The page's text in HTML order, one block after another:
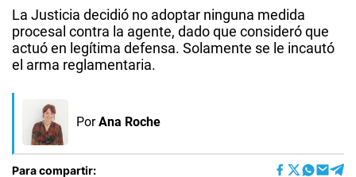
La Justicia decidió no adoptar ninguna medida
procesal contra la agente, dado que consideró que
actuó en legítima defensa. Solamente se le incautó
el arma reglamentaria.
Por Ana Roche
Para compartir: